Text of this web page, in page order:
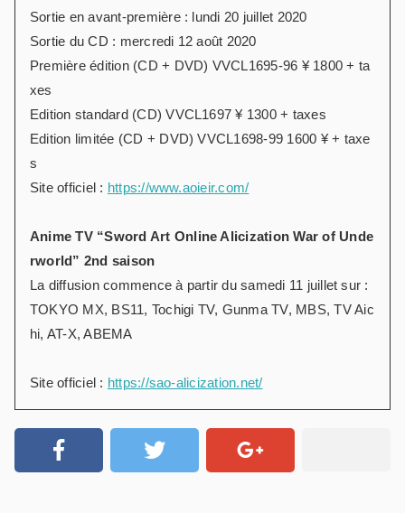
Sortie en avant-première : lundi 20 juillet 2020
Sortie du CD : mercredi 12 août 2020
Première édition (CD + DVD) VVCL1695-96 ¥ 1800 + ta
xes
Edition standard (CD) VVCL1697 ¥ 1300 + taxes
Edition limitée (CD + DVD) VVCL1698-99 1600 ¥ + taxe
s
Site officiel : https://www.aoieir.com/
Anime TV “Sword Art Online Alicization War of Unde
rworld” 2nd saison
La diffusion commence à partir du samedi 11 juillet sur :
TOKYO MX, BS11, Tochigi TV, Gunma TV, MBS, TV Aic
hi, AT-X, ABEMA
Site officiel : https://sao-alicization.net/